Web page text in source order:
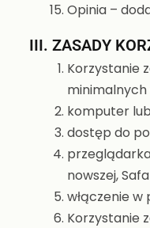
Opinia –
III. ZASADY
Korzystanie
komputer
dostęp do
nowszej,
włączenie
Korzystanie